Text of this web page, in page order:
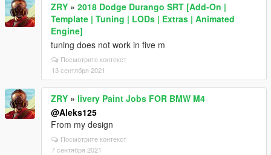
ZRY » 2018 Dodge Durango SRT [Add-On |
Template | Tuning | LODs | Extras | Animated
Engine]
tuning does not work in five m
Посмотрите контекст
13 сентября 2021
ZRY » livery Paint Jobs FOR BMW M4
@Aleks125
From my design
Посмотрите контекст
7 сентября 2021